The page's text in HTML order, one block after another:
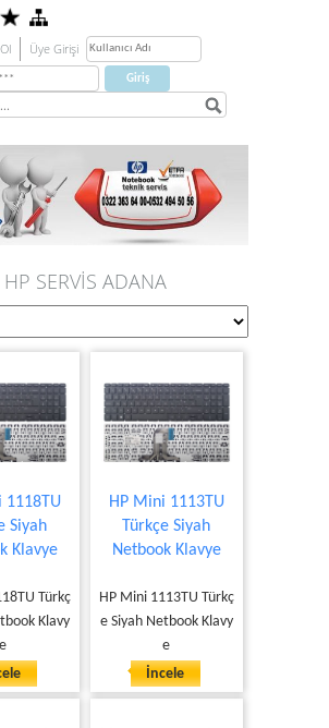
Üye Girişi
HP SERVİS ADANA
1118TU
Siyah
Klavye
Türkç
Klavy
e
HP Mini 1113TU
Türkçe Siyah
Netbook Klavye
HP Mini 1113TU Türkç
e Siyah Netbook Klavy
e
İncele